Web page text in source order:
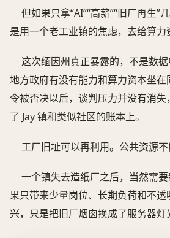
但如果只拿“AI”“高薪”“旧厂再生”
是用一个老工业镇的焦虑，去给算力
这次缅因州真正暴露的，不是数
地方政府有没有能力和算力资本坐
令被否决以后，谈判压力并没有消
了 Jay 镇和类似社区的账本上。
工厂旧址可以再利用。公共资源不
一个镇失去造纸厂之后，当然需
果只带来少量岗位、长期负荷和不
兴，只是把旧厂烟囱换成了服务器灯